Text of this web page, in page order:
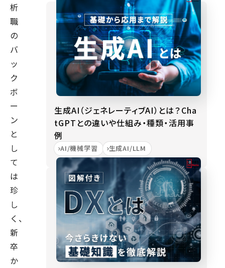
析
職
の
バ
ッ
ク
ボ
ー
ン
と
し
て
は
珍
し
く、
新
卒
か
生成AI（ジェネレーティブAI）とは？Cha
tGPTとの違いや仕組み・種類・活用事
例
AI/機械学習 生成AI/LLM